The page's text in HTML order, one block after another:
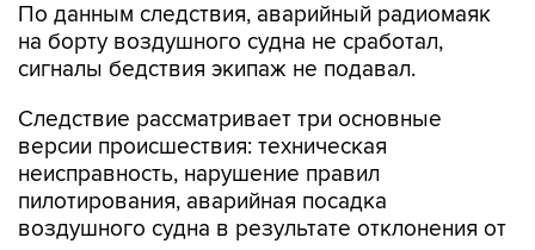
По данным следствия, аварийный радиомаяк
на борту воздушного судна не сработал,
сигналы бедствия экипаж не подавал.
Следствие рассматривает три основные
версии происшествия: техническая
неисправность, нарушение правил
пилотирования, аварийная посадка
воздушного судна в результате отклонения от